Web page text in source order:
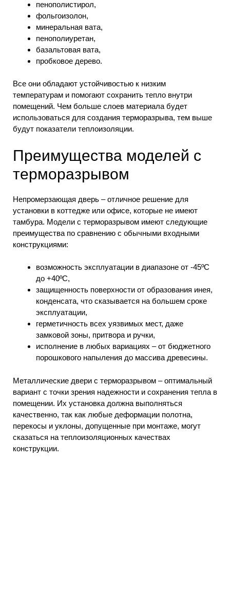
пенополистирол,
фольгоизолон,
минеральная вата,
пенополиуретан,
базальтовая вата,
пробковое дерево.
Все они обладают устойчивостью к низким
температурам и помогают сохранить тепло внутри
помещений. Чем больше слоев материала будет
использоваться для создания терморазрыва, тем выше
будут показатели теплоизоляции.
Преимущества моделей с
терморазрывом
Непромерзающая дверь – отличное решение для
установки в коттедже или офисе, которые не имеют
тамбура. Модели с терморазрывом имеют следующие
преимущества по сравнению с обычными входными
конструкциями:
возможность эксплуатации в диапазоне от -45ºC
до +40ºC,
защищенность поверхности от образования инея,
конденсата, что сказывается на большем сроке
эксплуатации,
герметичность всех уязвимых мест, даже
замковой зоны, притвора и ручки,
исполнение в любых вариациях – от бюджетного
порошкового напыления до массива древесины.
Металлические двери с терморазрывом – оптимальный
вариант с точки зрения надежности и сохранения тепла в
помещении. Их установка должна выполняться
качественно, так как любые деформации полотна,
перекосы и уклоны, допущенные при монтаже, могут
сказаться на теплоизоляционных качествах
конструкции.